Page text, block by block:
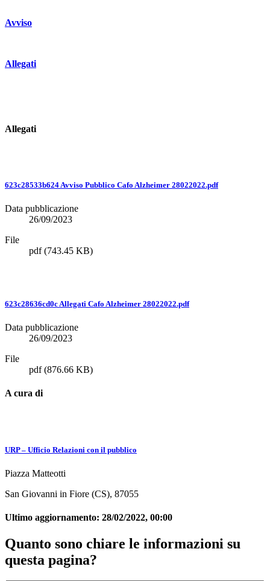
Avviso
Allegati
Allegati
623c28533b624 Avviso Pubblico Cafo Alzheimer 28022022.pdf
Data pubblicazione
26/09/2023
File
pdf(743.45 KB)
623c28636cd0c Allegati Cafo Alzheimer 28022022.pdf
Data pubblicazione
26/09/2023
File
pdf(876.66 KB)
A cura di
URP – Ufficio Relazioni con il pubblico
Piazza Matteotti
San Giovanni in Fiore (CS), 87055
Ultimo aggiornamento: 28/02/2022, 00:00
Quanto sono chiare le informazioni su
questa pagina?